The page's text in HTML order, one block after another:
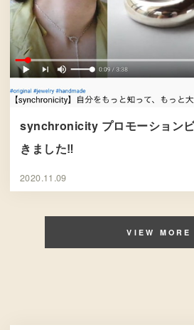
synchronicity プロモーション
きました‼︎
2020.11.09
VIEW MORE